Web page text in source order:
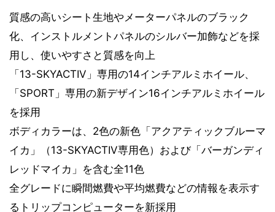
質感の高いシート生地やメーターパネルのブラック
化、インストルメントパネルのシルバー加飾などを採
用し、使いやすさと質感を向上
「13-SKYACTIV」専用の14インチアルミホイール、
「SPORT」専用の新デザイン16インチアルミホイール
を採用
ボディカラーは、2色の新色「アクアティックブルーマ
イカ」（13-SKYACTIV専用色）および「バーガンディ
レッドマイカ」を含む全11色
全グレードに瞬間燃費や平均燃費などの情報を表示す
るトリップコンピューターを新採用